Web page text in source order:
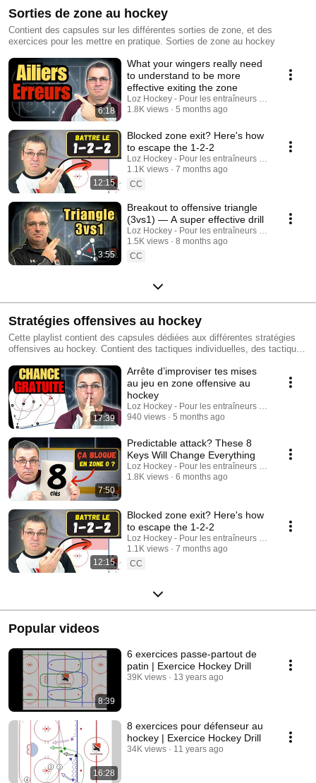
Sorties de zone au hockey
Contient des capsules sur les différentes sorties de zone, et des
exercices pour les mettre en pratique. Sorties de zone au hockey
6:18
What your wingers really need
to understand to be more
effective exiting the zone
Loz Hockey - Pour les entraîneurs au hockey
1.8K views
5 months ago
12:15
Blocked zone exit? Here's how
to escape the 1-2-2
Loz Hockey - Pour les entraîneurs au hockey
1.1K views
7 months ago
CC
3:55
Breakout to offensive triangle
(3vs1) — A super effective drill
Loz Hockey - Pour les entraîneurs au hockey
1.5K views
8 months ago
CC
Stratégies offensives au hockey
Cette playlist contient des capsules dédiées aux différentes stratégies
offensives au hockey. Contient des tactiques individuelles, des tactiques
à propos de: steve lauzon, loz hockey, hockey, hockey mineur, hockey
québec, hockey canada, hockey france, stratégies offensives au hockey,
systèmes de jeu offensif au hockey, systèmes de jeu au hockey,
tactique individuelle offensive au hockey, tactique collective offensive au
hockey)
17:39
Arrête d’improviser tes mises
au jeu en zone offensive au
hockey
Loz Hockey - Pour les entraîneurs au hockey
940 views
5 months ago
7:50
Predictable attack? These 8
Keys Will Change Everything
Loz Hockey - Pour les entraîneurs au hockey
1.8K views
6 months ago
12:15
Blocked zone exit? Here's how
to escape the 1-2-2
Loz Hockey - Pour les entraîneurs au hockey
1.1K views
7 months ago
CC
Popular videos
8:39
6 exercices passe-partout de
patin | Exercice Hockey Drill
39K views 13 years ago
16:28
8 exercices pour défenseur au
hockey | Exercice Hockey Drill
34K views 11 years ago